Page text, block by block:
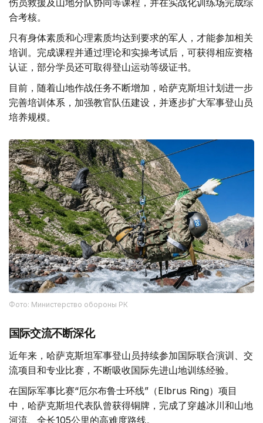
合考核。
只有身体素质和心理素质均达到要求的军人，才能参加相关
培训。完成课程并通过理论和实操考试后，可获得相应资格
认证，部分学员还可取得登山运动等级证书。
目前，随着山地作战任务不断增加，哈萨克斯坦计划进一步
完善培训体系，加强教官队伍建设，并逐步扩大军事登山员
培养规模。
Фото: Министерство обороны РК
国际交流不断深化
近年来，哈萨克斯坦军事登山员持续参加国际联合演训、交
流项目和专业比赛，不断吸收国际先进山地训练经验。
在国际军事比赛“厄尔布鲁士环线”（Elbrus Ring）项目
中，哈萨克斯坦代表队曾获得铜牌，完成了穿越冰川和山地
河流、全长105公里的高难度路线。